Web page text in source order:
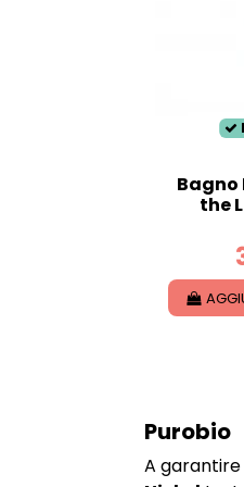
Bagno
the
Purobio
A garantire